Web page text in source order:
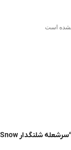
نشده است
اولین نفری باشید که دیدگاهی را ارسال می کنید برای “سرشعله شلنگدار Snow